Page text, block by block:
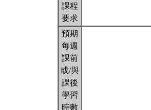
課程
要求
預期
每週
課前
或/與
課後
學習
時數